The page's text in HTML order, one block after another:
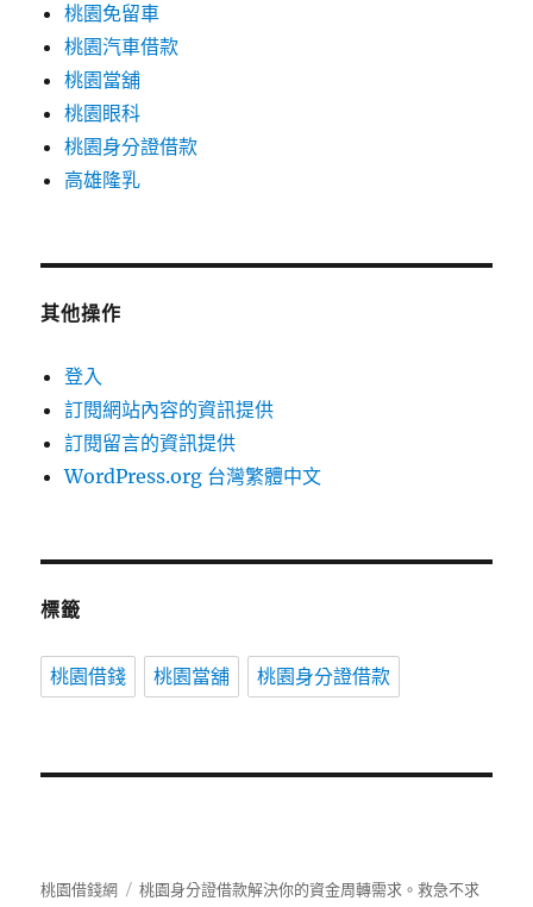
桃園免留車
桃園汽車借款
桃園當舖
桃園眼科
桃園身分證借款
高雄隆乳
其他操作
登入
訂閱網站內容的資訊提供
訂閱留言的資訊提供
WordPress.org 台灣繁體中文
標籤
桃園借錢 桃園當舖 桃園身分證借款
桃園借錢網
桃園身分證借款解決你的資金周轉需求。救急不求